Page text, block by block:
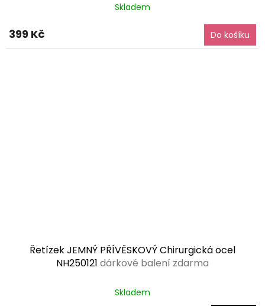
Skladem
399 Kč Do košíku
Řetízek JEMNÝ PŘÍVĚSKOVÝ Chirurgická ocel
NH250121 dárkové balení zdarma
hodnocení
Skladem